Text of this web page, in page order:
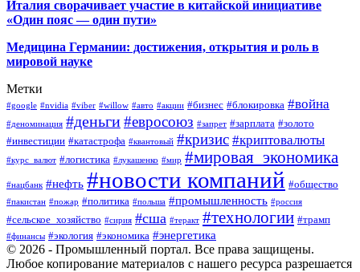
Италия сворачивает участие в китайской инициативе
«Один пояс — один пути»
Медицина Германии: достижения, открытия и роль в
мировой науке
Метки
#google #nvidia #viber #willow #авто #акции #бизнес #блокировка #война
#деноминация #деньги#евросоюз #запрет #зарплата #золото
#инвестиции #катастрофа #квантовый #кризис #криптовалюты
#курс_валют #логистика #лукашенко #мир #мировая_экономика
#нацбанк #нефть #новости компаний #общество
#пакистан #пожар #политика #польша #промышленность #россия
#сельское_хозяйство #сирия #сша #теракт #технологии #трамп
#финансы #экология #экономика #энергетика
© 2026 - Промышленный портал. Все права защищены.
Любое копирование материалов с нашего ресурса разрешается